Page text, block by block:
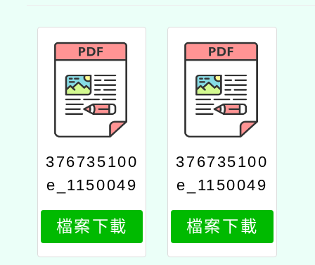
376735100
e_1150049
798_attach
2
檔案下載
376735100
e_1150049
798_attach
1
檔案下載